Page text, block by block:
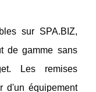
sur SPA.BIZ,
de gamme sans
Les remises
d'un équipement